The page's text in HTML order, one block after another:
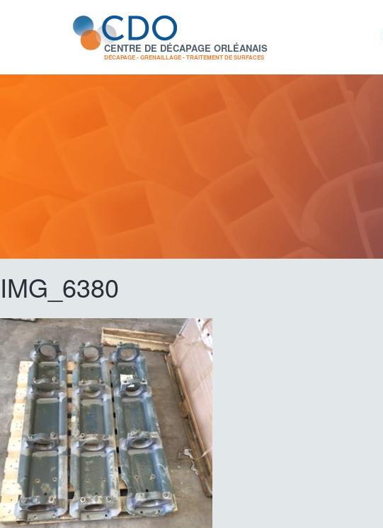
CENTRE DE DÉCAPAGE ORLÉANAIS
DÉCAPAGE - GRENAILLAGE - TRAITEMENT DE SURFACES
IMG_6380